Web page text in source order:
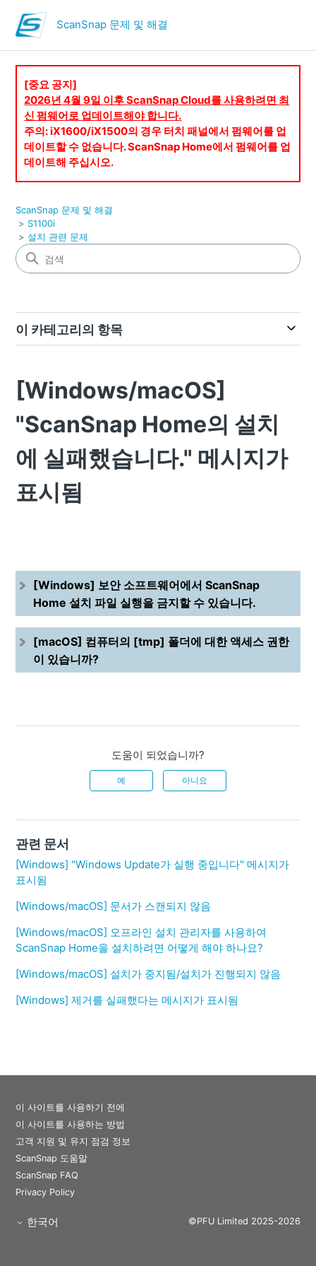
ScanSnap 문제 및 해결
[중요 공지]
2026년 4월 9일 이후 ScanSnap Cloud를 사용하려면 최
신 펌웨어로 업데이트해야 합니다.
주의: iX1600/iX1500의 경우 터치 패널에서 펌웨어를 업
데이트할 수 없습니다. ScanSnap Home에서 펌웨어를 업
데이트해 주십시오.
ScanSnap 문제 및 해결
S1100i
설치 관련 문제
이 카테고리의 항목
[Windows/macOS]
"ScanSnap Home의 설치
에 실패했습니다." 메시지가
표시됨
[Windows] 보안 소프트웨어에서 ScanSnap
Home 설치 파일 실행을 금지할 수 있습니다.
[macOS] 컴퓨터의 [tmp] 폴더에 대한 액세스 권한
이 있습니까?
도움이 되었습니까?
예 아니요
관련 문서
[Windows] "Windows Update가 실행 중입니다" 메시지가
표시됨
[Windows/macOS] 문서가 스캔되지 않음
[Windows/macOS] 오프라인 설치 관리자를 사용하여
ScanSnap Home을 설치하려면 어떻게 해야 하나요?
[Windows/macOS] 설치가 중지됨/설치가 진행되지 않음
[Windows] 제거를 실패했다는 메시지가 표시됨
이 사이트를 사용하기 전에
이 사이트를 사용하는 방법
고객 지원 및 유지 점검 정보
ScanSnap 도움말
ScanSnap FAQ
Privacy Policy
한국어 ©PFU Limited 2025-2026